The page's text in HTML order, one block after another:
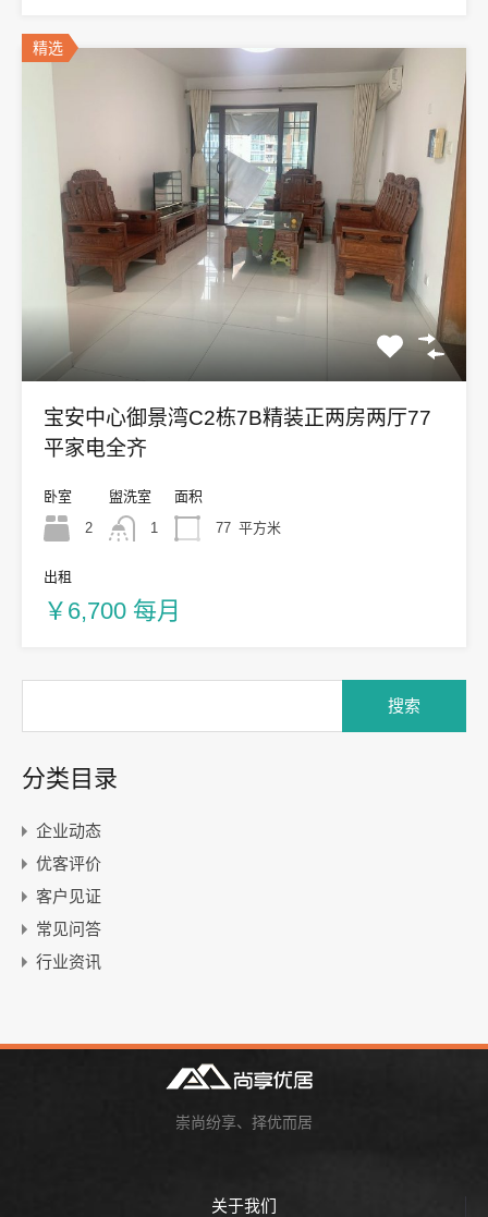
精选
宝安中心御景湾C2栋7B精装正两房两厅77
平家电全齐
卧室
2
盥洗室
1
面积
77 平方米
出租
￥6,700 每月
分类目录
企业动态
优客评价
客户见证
常见问答
行业资讯
崇尚纷享、择优而居
关于我们